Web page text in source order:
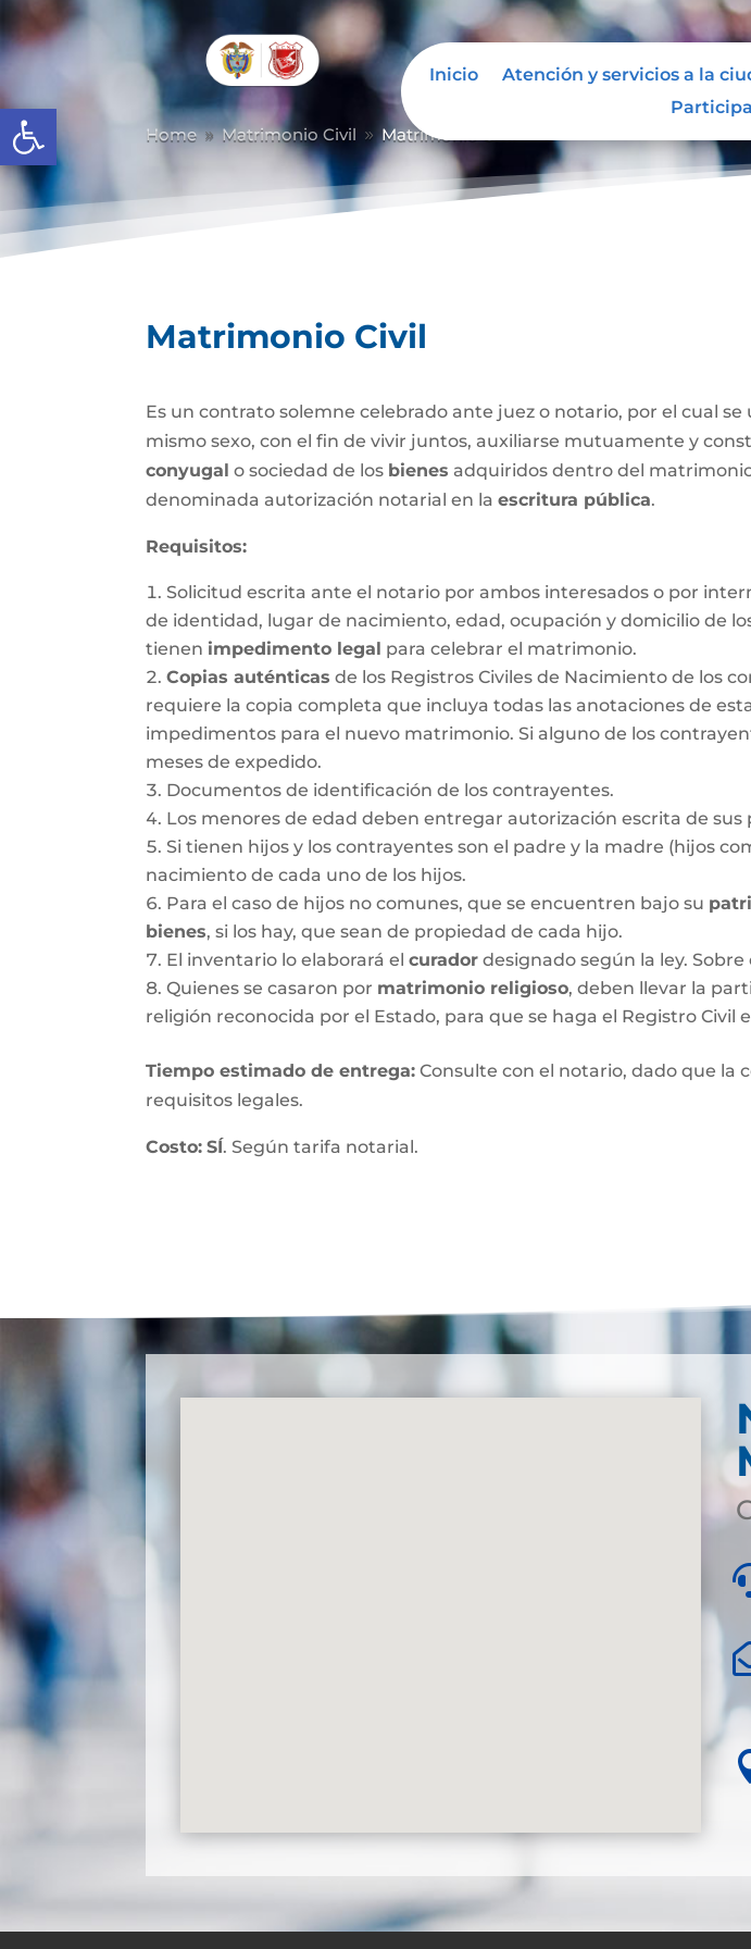
Abrir barra de herramientas
Inicio Atención y servicios a la
Participa
Home 9 Matrimonio Civil 9 Matrimonio Civil
Matrimonio Civil
Es un contrato solemne celebrado ante juez o notario, por el cual
mismo sexo, con el fin de vivir juntos, auxiliarse mutuamente y
conyugal o sociedad de los bienes adquiridos dentro del
denominada autorización notarial en laescritura pública.
Requisitos:
Solicitud escrita ante el notario por ambos interesados o por
de identidad, lugar de nacimiento, edad, ocupación y domicilio de
tienen impedimento legal para celebrar el matrimonio.
Copias auténticas de los Registros Civiles de Nacimiento de los
requiere la copia completa que incluya todas las anotaciones de
impedimentos para el nuevo matrimonio. Si alguno de los
meses de expedido.
Documentos de identificación de los contrayentes.
Los menores de edad deben entregar autorización escrita de sus
Si tienen hijos y los contrayentes son el padre y la madre (hijos
nacimiento de cada uno de los hijos.
Para el caso de hijos no comunes, que se encuentren bajo su
bienes, si los hay, que sean de propiedad de cada hijo.
El inventario lo elaborará elcurador designado según la ley.
Quienes se casaron por matrimonio religioso, deben llevar la
religión reconocida por el Estado, para que se haga el Registro Civil
Tiempo estimado de entrega: Consulte con el notario, dado que
requisitos legales.
Costo: SÍ. Según tarifa notarial.